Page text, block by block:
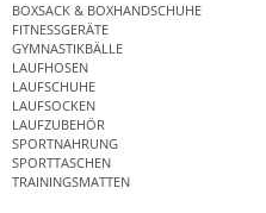
BOXSACK & BOXHANDSCHUHE
FITNESSGERÄTE
GYMNASTIKBÄLLE
LAUFHOSEN
LAUFSCHUHE
LAUFSOCKEN
LAUFZUBEHÖR
SPORTNAHRUNG
SPORTTASCHEN
TRAININGSMATTEN